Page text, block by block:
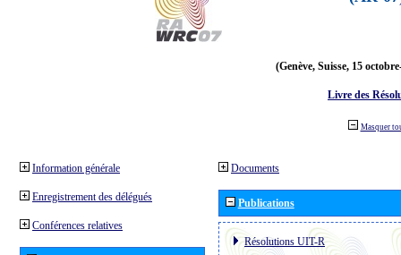
(Genève, Suisse, 15
Livre des
Masquer
Information générale
Enregistrement des délégués
Conférences relatives
Documents
Publications
Résolutions UIT-R